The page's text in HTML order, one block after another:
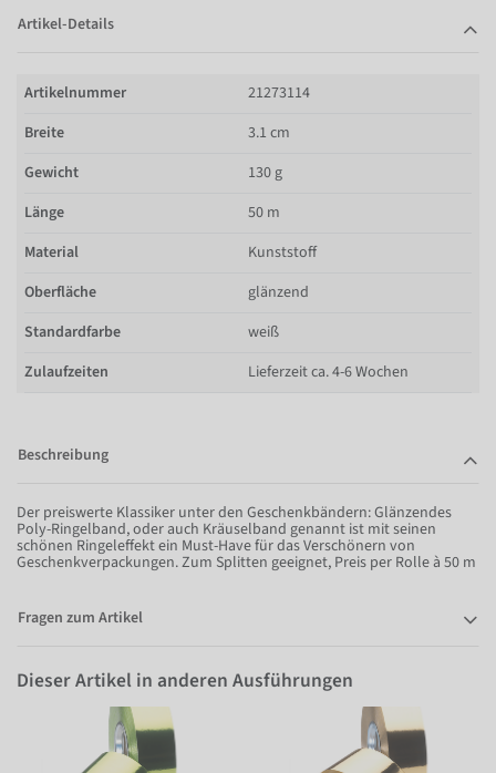
Artikel-Details
Artikelnummer
21273114
Breite
3.1 cm
Gewicht
130 g
Länge
50 m
Material
Kunststoff
Oberfläche
glänzend
Standardfarbe
weiß
Zulaufzeiten
Lieferzeit ca. 4-6 Wochen
Beschreibung
Der preiswerte Klassiker unter den Geschenkbändern: Glänzendes
Poly-Ringelband, oder auch Kräuselband genannt ist mit seinen
schönen Ringeleffekt ein Must-Have für das Verschönern von
Geschenkverpackungen. Zum Splitten geeignet, Preis per Rolle à 50 m
Fragen zum Artikel
Dieser Artikel in anderen Ausführungen